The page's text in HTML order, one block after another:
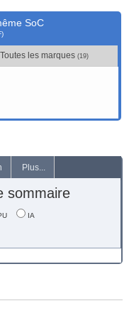
SoC
Toutes les marques(19)
Plus...
sommaire
IA